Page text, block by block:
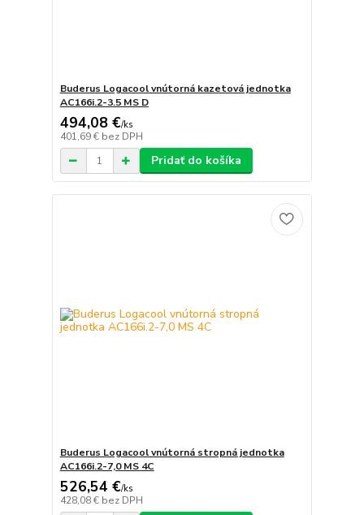
Buderus Logacool vnútorná kazetová jednotka
AC166i.2-3.5 MS D
494,08 €/ks
401,69 € bez DPH
Pridať do košíka
Buderus Logacool vnútorná stropná jednotka
AC166i.2-7,0 MS 4C
526,54 €/ks
428,08 € bez DPH